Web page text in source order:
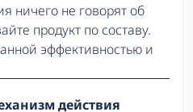
ничего не говорят об
продукт по составу.
эффективностью и
действия